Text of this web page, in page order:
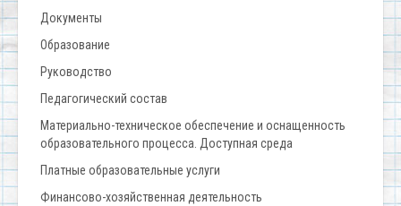
Документы
Образование
Руководство
Педагогический состав
Материально-техническое обеспечение и оснащенность
образовательного процесса. Доступная среда
Платные образовательные услуги
Финансово-хозяйственная деятельность